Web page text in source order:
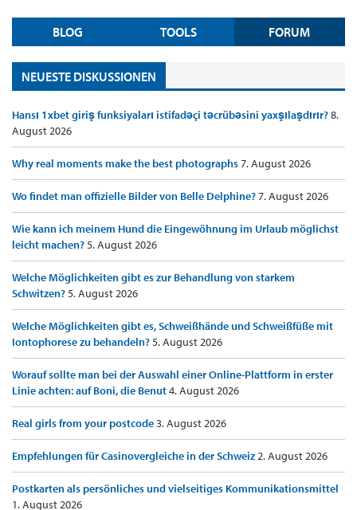
BLOG TOOLS FORUM
NEUESTE DISKUSSIONEN
Hansı 1xbet giriş funksiyaları istifadəçi təcrübəsini yaxşılaşdırır?8.
August 2026
Why real moments make the best photographs7. August 2026
Wo findet man offizielle Bilder von Belle Delphine?7. August 2026
Wie kann ich meinem Hund die Eingewöhnung im Urlaub möglichst
leicht machen?5. August 2026
Welche Möglichkeiten gibt es zur Behandlung von starkem
Schwitzen?5. August 2026
Welche Möglichkeiten gibt es, Schweißhände und Schweißfüße mit
Iontophorese zu behandeln?5. August 2026
Worauf sollte man bei der Auswahl einer Online-Plattform in erster
Linie achten: auf Boni, die Benut4. August 2026
Real girls from your postcode3. August 2026
Empfehlungen für Casinovergleiche in der Schweiz2. August 2026
Postkarten als persönliches und vielseitiges Kommunikationsmittel
1. August 2026